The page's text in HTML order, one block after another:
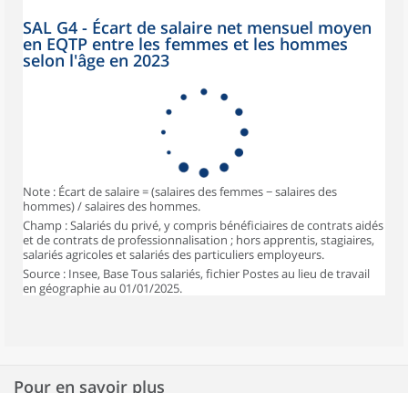
SAL G4 - Écart de salaire net mensuel moyen
en EQTP entre les femmes et les hommes
selon l'âge en 2023
Note : Écart de salaire = (salaires des femmes − salaires des
hommes) / salaires des hommes.
Champ : Salariés du privé, y compris bénéficiaires de contrats aidés
et de contrats de professionnalisation ; hors apprentis, stagiaires,
salariés agricoles et salariés des particuliers employeurs.
Source : Insee, Base Tous salariés, fichier Postes au lieu de travail
en géographie au 01/01/2025.
Pour en savoir plus